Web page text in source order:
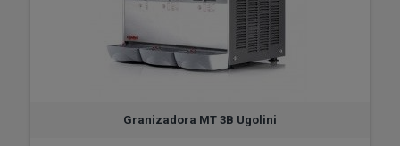
Granizadora MT 3B Ugolini